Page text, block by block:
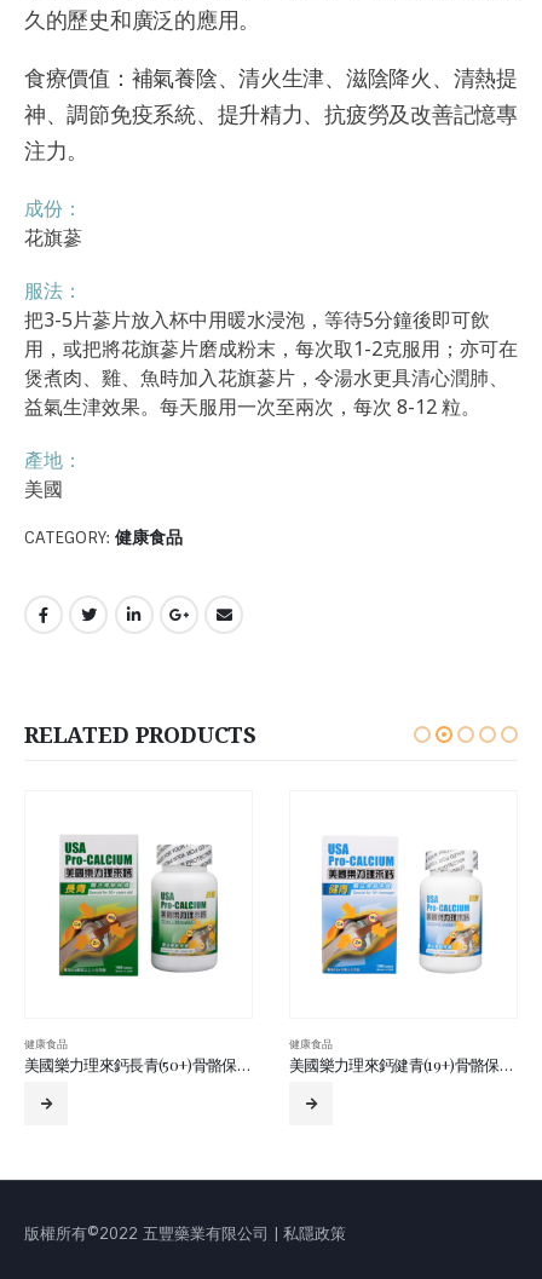
久的歷史和廣泛的應用。
食療價值：補氣養陰、清火生津、滋陰降火、清熱提
神、調節免疫系統、提升精力、抗疲勞及改善記憶專
注力。
成份：
花旗蔘
服法：
把3-5片蔘片放入杯中用暖水浸泡，等待5分鐘後即可飲
用，或把將花旗蔘片磨成粉末，每次取1-2克服用；亦可在
煲煮肉、雞、魚時加入花旗蔘片，令湯水更具清心潤肺、
益氣生津效果。每天服用一次至兩次，每次 8-12 粒。
產地：
美國
CATEGORY: 健康食品
RELATED PRODUCTS
健康食品 健康食品
籮鈣全 100’s
版權所有©2022 五豐藥業有限公司 | 私隱政策